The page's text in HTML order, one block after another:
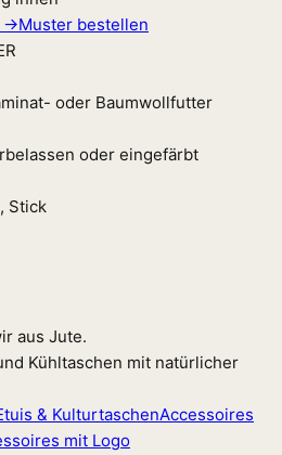
→Muster bestellen
oder Baumwollfutter
oder eingefärbt
Stick
aus Jute.
Kühltaschen mit natürlicher
& KulturtaschenAccessoires